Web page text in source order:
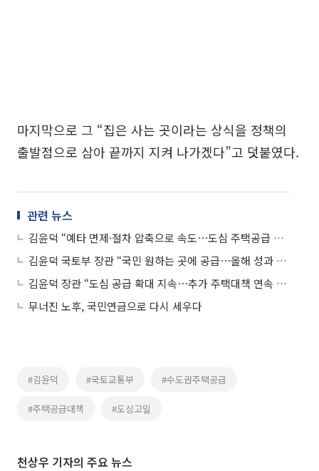
마지막으로 그 “집은 사는 곳이라는 상식을 정책의
출발점으로 삼아 끝까지 지켜 나가겠다”고 덧붙였다.
관련 뉴스
김윤덕 “예타 면제·절차 압축으로 속도⋯도심 주택공급 실현성 강조”
김윤덕 국토부 장관 “국민 원하는 곳에 공급⋯올해 성과 가시화 원년”
김윤덕 장관 “도심 공급 확대 지속⋯추가 주택대책 연속 발표”
무너진 노후, 국민연금으로 다시 세우다
#김윤덕 #국토교통부 #수도권주택공급
#주택공급대책 #도심고밀
천상우 기자의 주요 뉴스